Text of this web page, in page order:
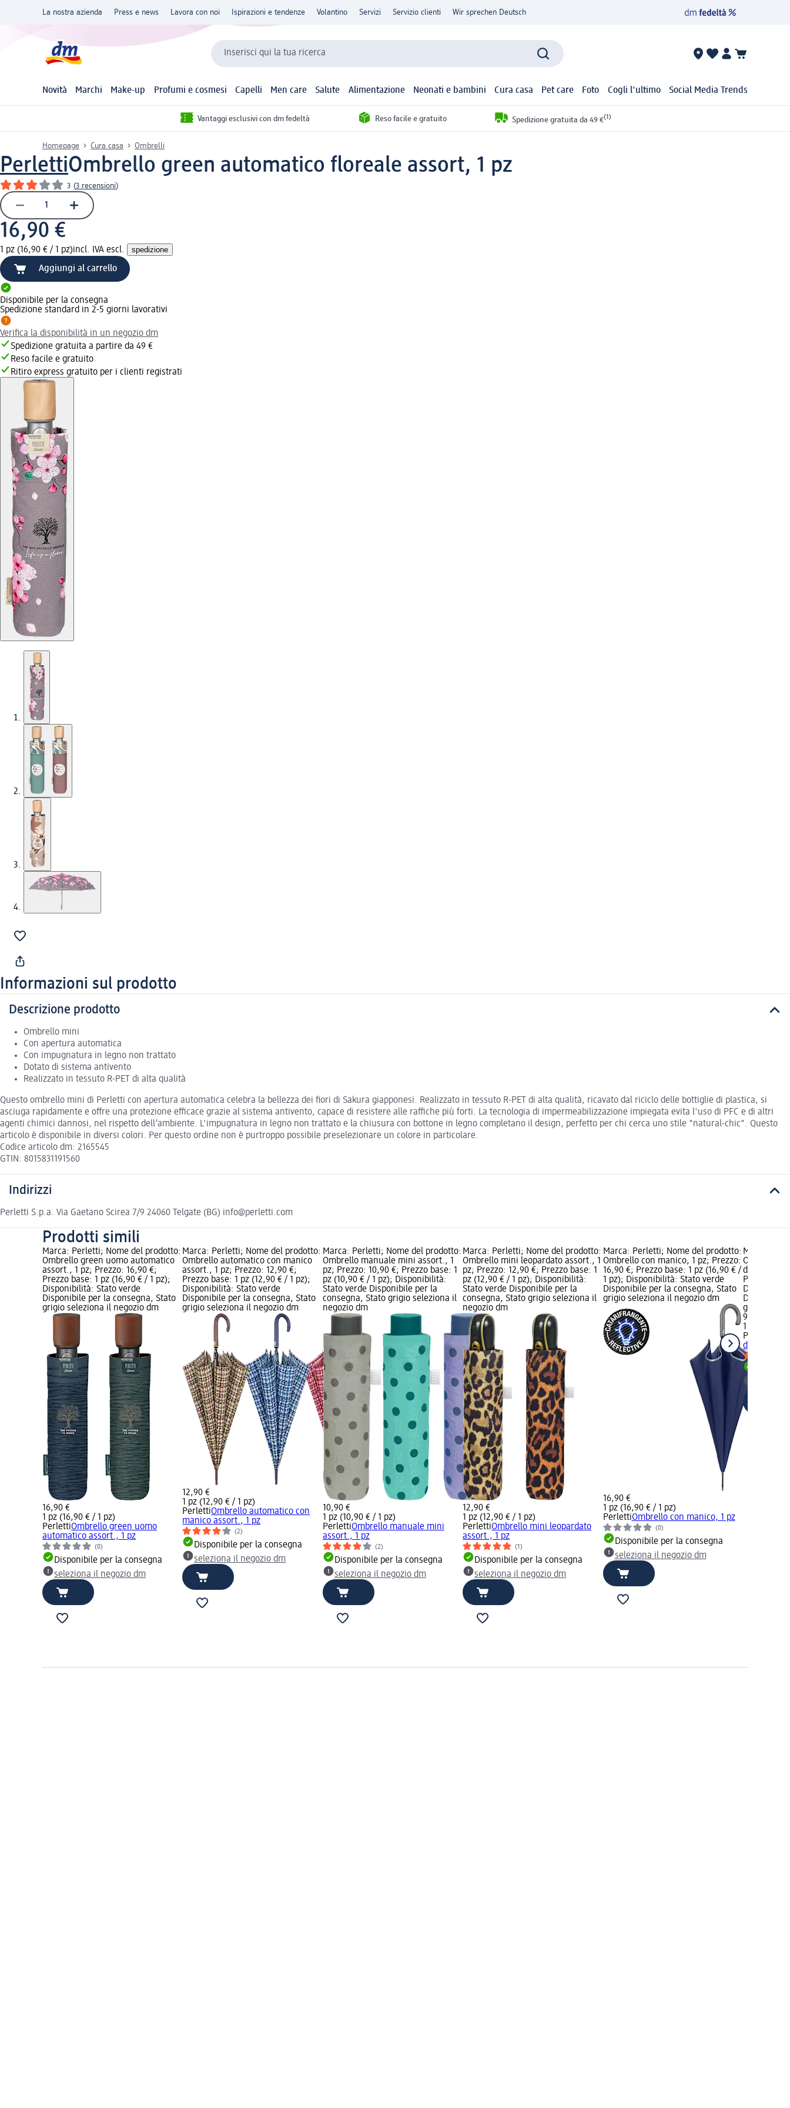
La nostra azienda Press e news Lavora con noi Ispirazioni e tendenze Volantino Servizi Servizio clienti Wir sprechen Deutsch
Inserisci qui la tua ricerca
Novità Marchi Make-up Profumi e cosmesi Capelli Men care Salute Alimentazione Neonati e bambini Cura casa Pet care Foto Cogli l'ultimo Social Media Trends
Vantaggi esclusivi con dm fedeltà Reso facile e gratuito Spedizione gratuita da 49 €(1)
Homepage Cura casa Ombrelli
PerlettiOmbrello green automatico floreale assort, 1 pz
3 (3 recensioni)
16,90 €
1 pz (16,90 € / 1 pz)incl. IVA escl. spedizione
Aggiungi al carrello
Disponibile per la consegna
Spedizione standard in 2-5 giorni lavorativi
Verifica la disponibilità in un negozio dm
Spedizione gratuita a partire da 49 €
Reso facile e gratuito
Ritiro express gratuito per i clienti registrati
Informazioni sul prodotto
Descrizione prodotto
Ombrello mini
Con apertura automatica
Con impugnatura in legno non trattato
Dotato di sistema antivento
Realizzato in tessuto R-PET di alta qualità
Questo ombrello mini di Perletti con apertura automatica celebra la bellezza dei fiori di Sakura giapponesi. Realizzato in tessuto R-PET di alta qualità, ricavato dal riciclo delle bottiglie di plastica, si
asciuga rapidamente e offre una protezione efficace grazie al sistema antivento, capace di resistere alle raffiche più forti. La tecnologia di impermeabilizzazione impiegata evita l'uso di PFC e di altri
agenti chimici dannosi, nel rispetto dell’ambiente. L'impugnatura in legno non trattato e la chiusura con bottone in legno completano il design, perfetto per chi cerca uno stile "natural-chic". Questo
articolo è disponibile in diversi colori. Per questo ordine non è purtroppo possibile preselezionare un colore in particolare.
Codice articolo dm: 2165545
GTIN: 8015831191560
Indirizzi
Perletti S.p.a. Via Gaetano Scirea 7/9 24060 Telgate (BG) info@perletti.com
Prodotti simili
Marca: Perletti; Nome del prodotto:
Ombrello green uomo automatico
assort., 1 pz; Prezzo: 16,90 €;
Prezzo base: 1 pz (16,90 € / 1 pz);
Disponibilità: Stato verde
Disponibile per la consegna, Stato
grigio seleziona il negozio dm
16,90 €
1 pz (16,90 € / 1 pz)
PerlettiOmbrello green uomo
automatico assort., 1 pz
(0)
Disponibile per la consegna
seleziona il negozio dm
Marca: Perletti; Nome del prodotto:
Ombrello automatico con manico
assort., 1 pz; Prezzo: 12,90 €;
Prezzo base: 1 pz (12,90 € / 1 pz);
Disponibilità: Stato verde
Disponibile per la consegna, Stato
grigio seleziona il negozio dm
12,90 €
1 pz (12,90 € / 1 pz)
PerlettiOmbrello automatico con
manico assort., 1 pz
(2)
Disponibile per la consegna
seleziona il negozio dm
Marca: Perletti; Nome del prodotto:
Ombrello manuale mini assort., 1
pz; Prezzo: 10,90 €; Prezzo base: 1
pz (10,90 € / 1 pz); Disponibilità:
Stato verde Disponibile per la
consegna, Stato grigio seleziona il
negozio dm
10,90 €
1 pz (10,90 € / 1 pz)
PerlettiOmbrello manuale mini
assort., 1 pz
(2)
Disponibile per la consegna
seleziona il negozio dm
Marca: Perletti; Nome del prodotto:
Ombrello mini leopardato assort., 1
pz; Prezzo: 12,90 €; Prezzo base: 1
pz (12,90 € / 1 pz); Disponibilità:
Stato verde Disponibile per la
consegna, Stato grigio seleziona il
negozio dm
12,90 €
1 pz (12,90 € / 1 pz)
PerlettiOmbrello mini leopardato
assort., 1 pz
(1)
Disponibile per la consegna
seleziona il negozio dm
Marca: Perletti; Nome del prodotto:
Ombrello con manico, 1 pz; Prezzo:
16,90 €; Prezzo base: 1 pz (16,90 € /
1 pz); Disponibilità: Stato verde
Disponibile per la consegna, Stato
grigio seleziona il negozio dm
16,90 €
1 pz (16,90 € / 1 pz)
PerlettiOmbrello con manico, 1 pz
(0)
Disponibile per la consegna
seleziona il negozio dm
Marca:
Ombrello
dinosauri,
Prezzo
Disponibile
grigio
9,90 €
1 pz (9,90 €
Perletti
dinosauri, 1